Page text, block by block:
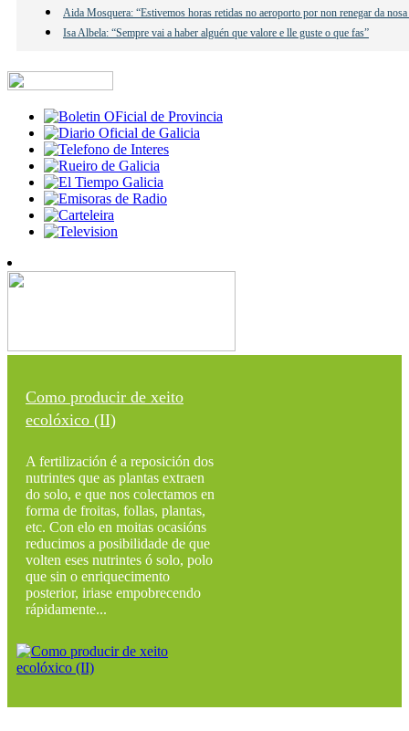
Aida Mosquera: “Estivemos horas retidas no aeroporto por non renegar da
Isa Albela: “Sempre vai a haber alguén que valore e lle guste o que fas”
Como producir de xeito
ecolóxico (II)
A fertilización é a reposición dos
nutrintes que as plantas extraen
do solo, e que nos colectamos en
forma de froitas, follas, plantas,
etc. Con elo en moitas ocasións
reducimos a posibilidade de que
volten eses nutrintes ó solo, polo
que sin o enriquecimento
posterior, iriase empobrecendo
rápidamente...